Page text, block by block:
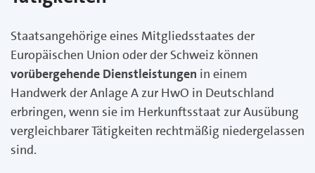
Staatsangehörige eines Mitgliedsstaates der
Europäischen Union oder der Schweiz können
vorübergehende Dienstleistungen in einem
Handwerk der Anlage A zur HwO in Deutschland
erbringen, wenn sie im Herkunftsstaat zur Ausübung
vergleichbarer Tätigkeiten rechtmäßig niedergelassen
sind.